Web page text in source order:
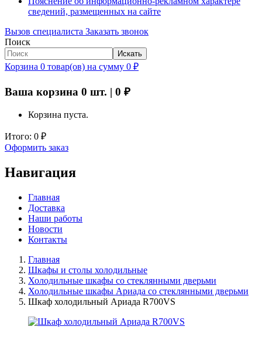
сведений, размещенных на сайте
Вызов специалиста Заказать звонок
Поиск
Искать
Корзина 0 товар(ов) на сумму 0 ₽
Ваша корзина 0 шт. | 0 ₽
Корзина пуста.
Итого: 0 ₽
Оформить заказ
Навигация
Главная
Доставка
Наши работы
Новости
Контакты
Главная
Шкафы и столы холодильные
Холодильные шкафы со стеклянными дверьми
Холодильные шкафы Ариада со стеклянными дверьми
Шкаф холодильный Ариада R700VS